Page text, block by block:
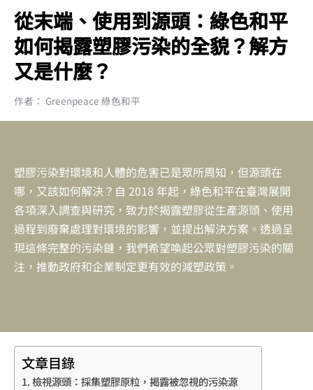
從末端、使用到源頭：綠色和平
如何揭露塑膠污染的全貌？解方
又是什麼？
作者： Greenpeace 綠色和平
塑膠污染對環境和人體的危害已是眾所周知，但源頭在
哪，又該如何解決？自 2018 年起，綠色和平在臺灣展開
各項深入調查與研究，致力於揭露塑膠從生產源頭、使用
過程到廢棄處理對環境的影響，並提出解決方案。透過呈
現這條完整的污染鏈，我們希望喚起公眾對塑膠污染的關
注，推動政府和企業制定更有效的減塑政策。
文章目錄
檢視源頭：採集塑膠原粒，揭露被忽視的污染源